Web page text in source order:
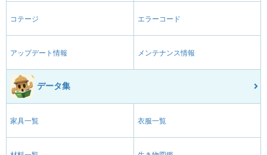
コテージ エラーコード
アップデート情報 メンテナンス情報
データ集
家具一覧 衣服一覧